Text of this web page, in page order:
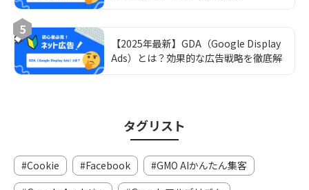
5
【2025年最新】GDA（Google Display
Ads）とは？効果的な広告戦略を徹底解
説
タグリスト
Cookie Facebook
GMO AIかんたん集客